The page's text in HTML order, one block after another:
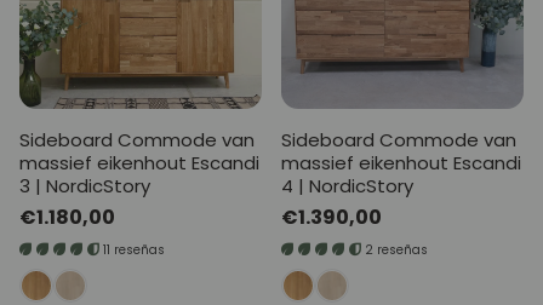
Sideboard Commode van
massief eikenhout Escandi
3 | NordicStory
Normale
prijs
€1.180,00
11 reseñas
Sideboard Commode van
massief eikenhout Escandi
4 | NordicStory
Normale
prijs
€1.390,00
2 reseñas